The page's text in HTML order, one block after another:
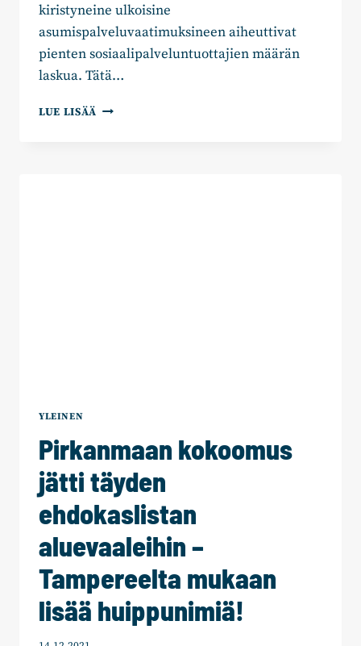
kiristyneine ulkoisine
asumispalveluvaatimuksineen aiheuttivat
pienten sosiaalipalveluntuottajien määrän
laskua. Tätä…
LUE LISÄÄ MIELENTERVEYSKUNTOUTUS
YLEINEN
Pirkanmaan kokoomus
jätti täyden
ehdokaslistan
aluevaaleihin –
Tampereelta mukaan
lisää huippunimiä!